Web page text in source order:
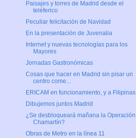
Paisajes y torres de Madrid desde el
teléferico
Peculiar felicitación de Navidad
En la presentación de Juvenalia
Internet y nuevas tecnologías para los
Mayores
Jornadas Gastronómicas
Cosas que hacer en Madrid sin pisar un
centro come...
ERICAM en funcionamiento, y a Filipinas
Dibujemos juntos Madrid
¿Se desbloqueará mañana la Operación
Chamartín?
Obras de Metro en la línea 11